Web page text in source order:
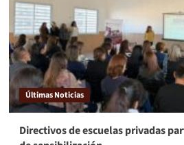
Últimas Noticias
Directivos de escuelas privadas